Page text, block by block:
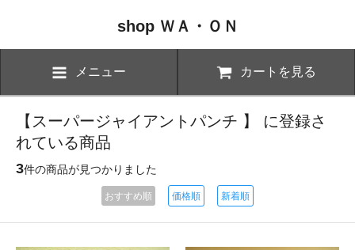
shop ＷＡ・ＯＮ
メニュー カートを見る
【スーパージャイアントパンチ 】 に登録さ
れている商品
3件の商品が見つかりました
おすすめ順 価格順 新着順